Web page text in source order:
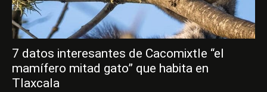
7 datos interesantes de Cacomixtle “el
mamífero mitad gato” que habita en
Tlaxcala